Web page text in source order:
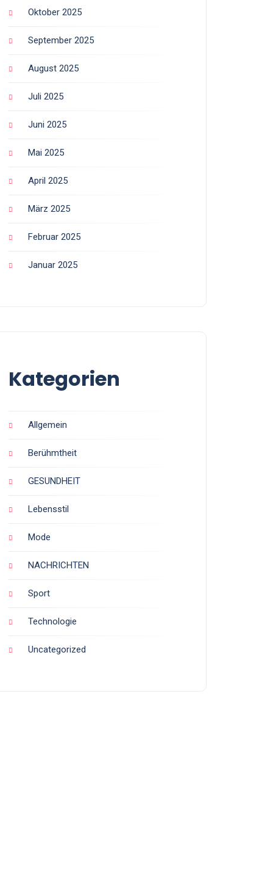
Oktober 2025
September 2025
August 2025
Juli 2025
Juni 2025
Mai 2025
April 2025
März 2025
Februar 2025
Januar 2025
Kategorien
Allgemein
Berühmtheit
GESUNDHEIT
Lebensstil
Mode
NACHRICHTEN
Sport
Technologie
Uncategorized